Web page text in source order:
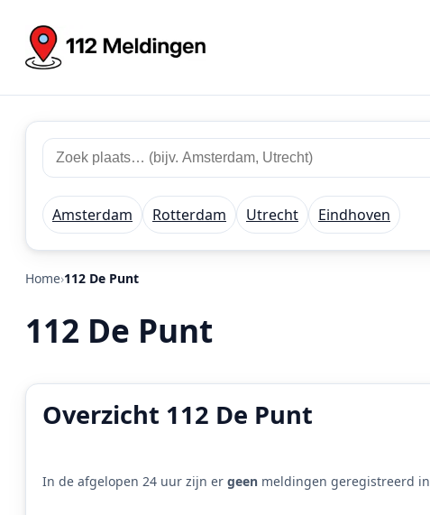
Zoek
112
meldingen
Zoek
plaats
regio
Amsterdam Rotterdam Utrecht Eindhoven
Home 112 De Punt
112 De Punt
Overzicht 112 De Punt
In de afgelopen 24 uur zijn er geen meldingen geregistreerd in